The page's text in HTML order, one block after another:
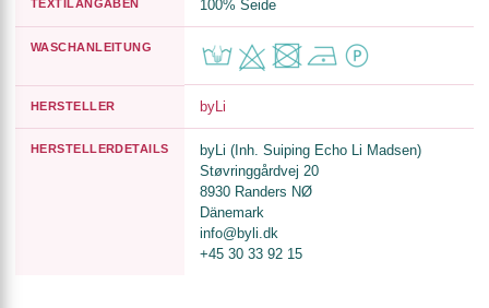
TEXTILANGABEN 100% Seide
WASCHANLEITUNG
HERSTELLER byLi
HERSTELLERDETAILS
byLi (Inh. Suiping Echo Li Madsen)
Støvringgårdvej 20
8930 Randers NØ
Dänemark
info@byli.dk
+45 30 33 92 15